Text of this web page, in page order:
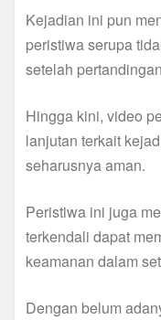
Kejadian ini pun
peristiwa serupa
setelah
Hingga kini, video
lanjutan terkait
seharusnya aman.
Peristiwa ini juga
terkendali dapat
keamanan dalam
Dengan belum